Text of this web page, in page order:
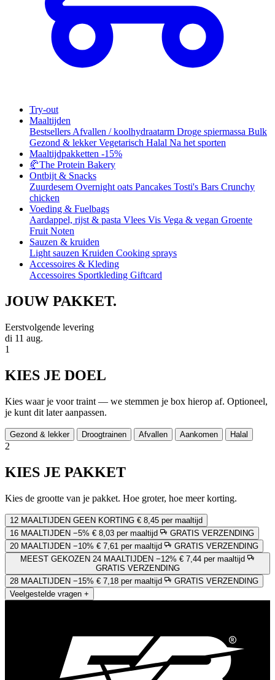
Try-out
Maaltijden
Bestsellers Afvallen / koolhydraatarm Droge spiermassa Bulk
Gezond & lekkerVegetarisch Halal Na het sporten
Maaltijdpakketten -15%
🥐The Protein Bakery
Ontbijt & Snacks
Zuurdesem Overnight oats Pancakes Tosti's Bars Crunchy
chicken
Voeding & Fuelbags
Aardappel, rijst & pasta Vlees Vis Vega & vegan Groente
Fruit Noten
Sauzen & kruiden
Light sauzen Kruiden Cooking sprays
Accessoires & Kleding
Accessoires Sportkleding Giftcard
JOUW PAKKET.
Eerstvolgende levering
di 11 aug.
1
KIES JE DOEL
Kies waar je voor traint — we stemmen je box hierop af. Optioneel,
je kunt dit later aanpassen.
Gezond & lekker Droogtrainen Afvallen Aankomen Halal
2
KIES JE PAKKET
Kies de grootte van je pakket. Hoe groter, hoe meer korting.
12 MAALTIJDEN GEEN KORTING € 8,45 per maaltijd
16 MAALTIJDEN −5% € 8,03 per maaltijd
GRATIS VERZENDING
20 MAALTIJDEN −10% € 7,61 per maaltijd
GRATIS VERZENDING
MEEST GEKOZEN 24 MAALTIJDEN −12% € 7,44 per maaltijd
GRATIS VERZENDING
28 MAALTIJDEN −15% € 7,18 per maaltijd
GRATIS VERZENDING
Veelgestelde vragen +